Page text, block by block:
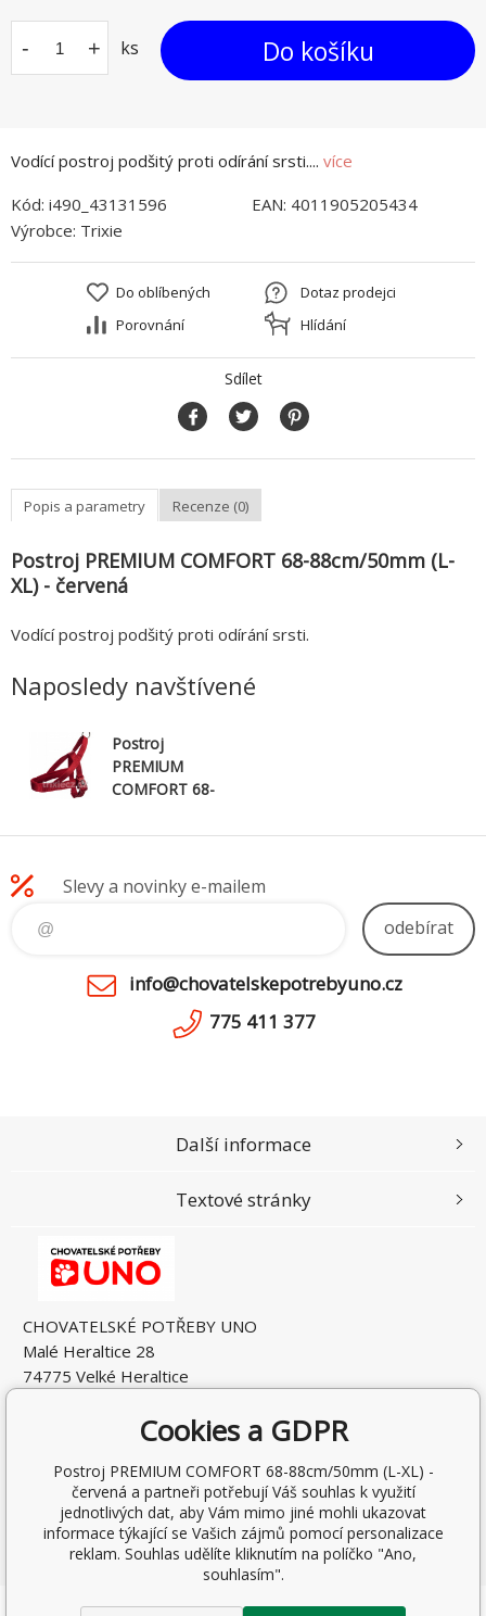
Vodící postroj podšitý proti odírání srsti.... více
- + ks Do košíku
Kód: i490_43131596 EAN: 4011905205434
Výrobce: Trixie
Do oblíbených
Porovnání
Dotaz prodejci
Hlídání
Sdílet
Popis a parametry Recenze (0)
Postroj PREMIUM COMFORT 68-88cm/50mm (L-
XL) - červená
Vodící postroj podšitý proti odírání srsti.
Naposledy navštívené
Postroj
PREMIUM
COMFORT 68-
(L-XL) -
Slevy a novinky e-mailem
odebírat
info@chovatelskepotrebyuno.cz
775 411 377
CHOVATELSKÉ POTŘEBY UNO
Malé Heraltice 28
74775 Velké Heraltice
Další informace
Textové stránky
Cookies a GDPR
Postroj PREMIUM COMFORT 68-88cm/50mm (L-XL) -
červená a partneři potřebují Váš souhlas k využití
jednotlivých dat, aby Vám mimo jiné mohli ukazovat
informace týkající se Vašich zájmů pomocí personalizace
reklam. Souhlas udělíte kliknutím na políčko "Ano,
souhlasím".